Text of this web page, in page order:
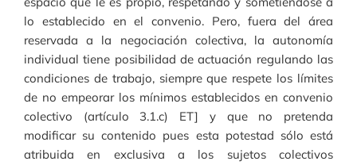
lo establecido en el convenio. Pero, fuera del área
reservada a la negociación colectiva, la autonomía
individual tiene posibilidad de actuación regulando las
condiciones de trabajo, siempre que respete los límites
de no empeorar los mínimos establecidos en convenio
colectivo (artículo 3.1.c) ET] y que no pretenda
modificar su contenido pues esta potestad sólo está
atribuida en exclusiva a los sujetos colectivos